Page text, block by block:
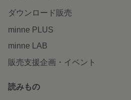
ダウンロード販売
minne PLUS
minne LAB
販売支援企画・イベント
読みもの